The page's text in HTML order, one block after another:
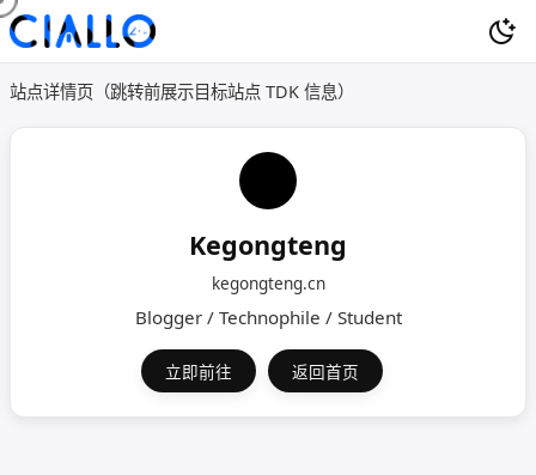
站点详情页（跳转前展示目标站点 TDK 信息）
Kegongteng
kegongteng.cn
Blogger / Technophile / Student
立即前往 返回首页